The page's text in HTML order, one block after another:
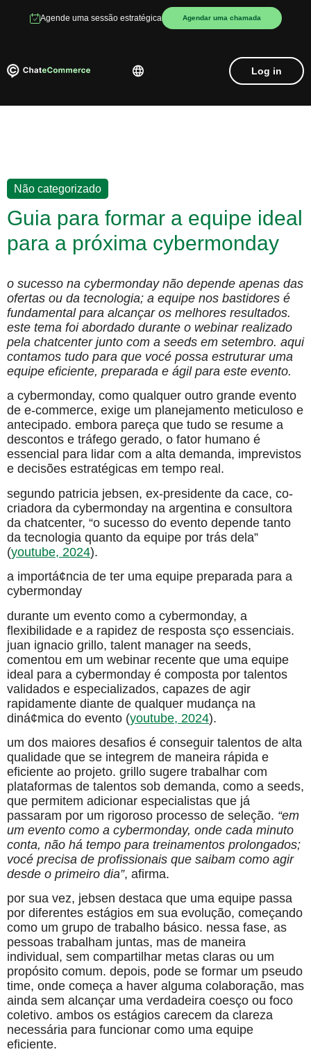
Agende uma sessão estratégica Agendar uma chamada
Log in
Não categorizado
Guia para formar a equipe ideal
para a próxima cybermonday
o sucesso na cybermonday não depende apenas das
ofertas ou da tecnologia; a equipe nos bastidores é
fundamental para alcançar os melhores resultados.
este tema foi abordado durante o webinar realizado
pela chatcenter junto com a seeds em setembro. aqui
contamos tudo para que vocé possa estruturar uma
equipe eficiente, preparada e ágil para este evento.
a cybermonday, como qualquer outro grande evento
de e-commerce, exige um planejamento meticuloso e
antecipado. embora pareça que tudo se resume a
descontos e tráfego gerado, o fator humano é
essencial para lidar com a alta demanda, imprevistos
e decisões estratégicas em tempo real.
segundo patricia jebsen, ex-presidente da cace, co-
criadora da cybermonday na argentina e consultora
da chatcenter, “o sucesso do evento depende tanto
da tecnologia quanto da equipe por trás dela”
(youtube, 2024).
a importá¢ncia de ter uma equipe preparada para a
cybermonday
durante um evento como a cybermonday, a
flexibilidade e a rapidez de resposta sço essenciais.
juan ignacio grillo, talent manager na seeds,
comentou em um webinar recente que uma equipe
ideal para a cybermonday é composta por talentos
validados e especializados, capazes de agir
rapidamente diante de qualquer mudança na
diná¢mica do evento (youtube, 2024).
um dos maiores desafios é conseguir talentos de alta
qualidade que se integrem de maneira rápida e
eficiente ao projeto. grillo sugere trabalhar com
plataformas de talentos sob demanda, como a seeds,
que permitem adicionar especialistas que já
passaram por um rigoroso processo de seleção. “em
um evento como a cybermonday, onde cada minuto
conta, não há tempo para treinamentos prolongados;
vocé precisa de profissionais que saibam como agir
desde o primeiro dia”, afirma.
por sua vez, jebsen destaca que uma equipe passa
por diferentes estágios em sua evolução, começando
como um grupo de trabalho básico. nessa fase, as
pessoas trabalham juntas, mas de maneira
individual, sem compartilhar metas claras ou um
propósito comum. depois, pode se formar um pseudo
time, onde começa a haver alguma colaboração, mas
ainda sem alcançar uma verdadeira coesço ou foco
coletivo. ambos os estágios carecem da clareza
necessária para funcionar como uma equipe
eficiente.